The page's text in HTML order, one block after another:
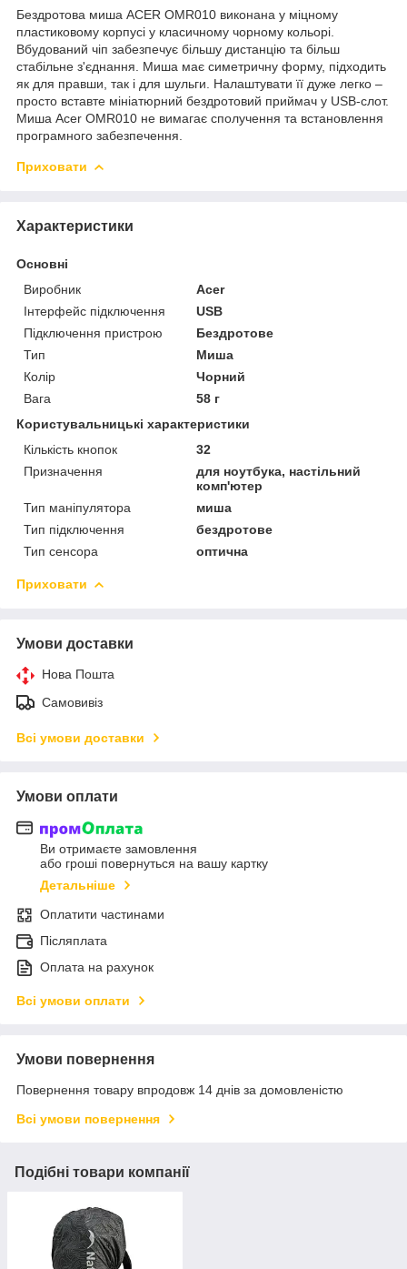
Бездротова миша ACER OMR010 виконана у міцному
пластиковому корпусі у класичному чорному кольорі.
Вбудований чіп забезпечує більшу дистанцію та більш
стабільне з'єднання. Миша має симетричну форму, підходить
як для правши, так і для шульги. Налаштувати її дуже легко –
просто вставте мініатюрний бездротовий приймач у USB-слот.
Миша Acer OMR010 не вимагає сполучення та встановлення
програмного забезпечення.
Приховати
Характеристики
Основні
Виробник
Acer
Інтерфейс підключення
USB
Підключення пристрою
Бездротове
Тип
Миша
Колір
Чорний
Вага
58 г
Користувальницькі характеристики
Кількість кнопок
32
Призначення
для ноутбука, настільний
комп'ютер
Тип маніпулятора
миша
Тип підключення
бездротове
Тип сенсора
оптична
Приховати
Умови доставки
Нова Пошта
Самовивіз
Всі умови доставки
Умови оплати
Ви отримаєте замовлення
або гроші повернуться на вашу картку
Детальніше
Оплатити частинами
Післяплата
Оплата на рахунок
Всі умови оплати
Умови повернення
Повернення товару впродовж 14 днів за домовленістю
Всі умови повернення
Подібні товари компанії